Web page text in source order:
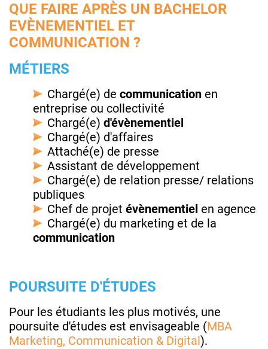
QUE FAIRE APRÈS UN BACHELOR
EVÈNEMENTIEL ET
COMMUNICATION ?
MÉTIERS
Chargé(e) de communication en
entreprise ou collectivité
Chargé(e) d'évènementiel
Chargé(e) d'affaires
Attaché(e) de presse
Assistant de développement
Chargé(e) de relation presse/ relations
publiques
Chef de projet évènementiel en agence
Chargé(e) du marketing et de la
communication
POURSUITE D'ÉTUDES
Pour les étudiants les plus motivés, une
poursuite d'études est envisageable (MBA
Marketing, Communication & Digital).